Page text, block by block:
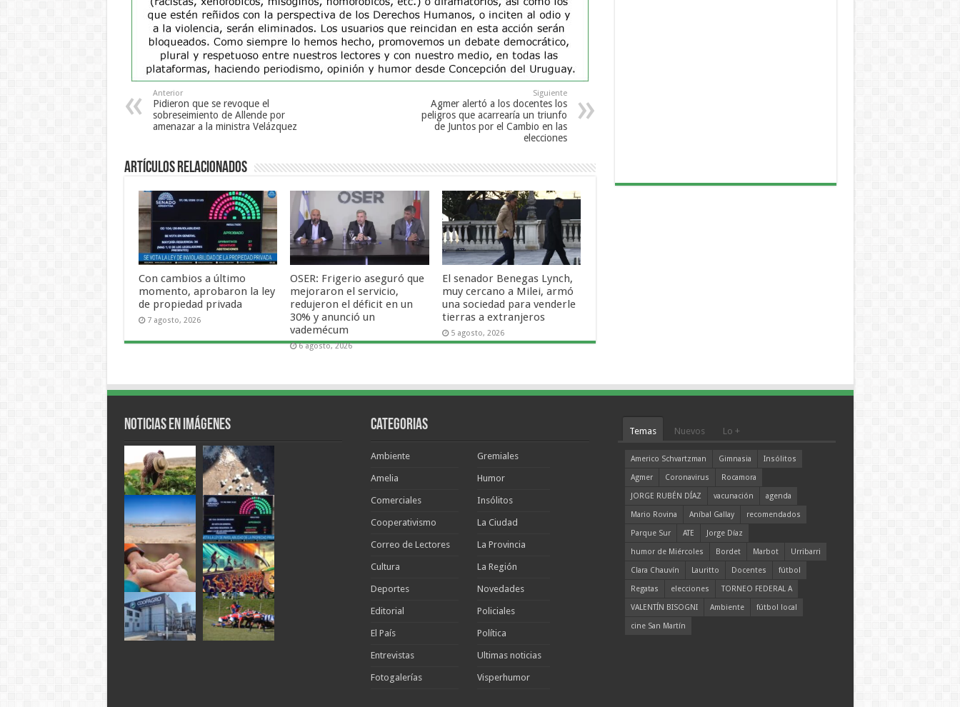
Anterior
Pidieron que se revoque el
sobreseimiento de Allende por
amenazar a la ministra Velázquez
Siguiente
Agmer alertó a los docentes los
peligros que acarrearía un triunfo
de Juntos por el Cambio en las
elecciones
Artículos Relacionados
Con cambios a último
momento, aprobaron la ley
de propiedad privada
7 agosto, 2026
OSER: Frigerio aseguró que
mejoraron el servicio,
redujeron el déficit en un
30% y anunció un
vademécum
6 agosto, 2026
El senador Benegas Lynch,
muy cercano a Milei, armó
una sociedad para venderle
tierras a extranjeros
5 agosto, 2026
Noticias en Imágenes Categorias
Ambiente
Amelia
Comerciales
Cooperativismo
Correo de Lectores
Cultura
Deportes
Editorial
El País
Entrevistas
Fotogalerías
Gremiales
Humor
Insólitos
La Ciudad
La Provincia
La Región
Novedades
Policiales
Política
Ultimas noticias
Visperhumor
Temas Nuevos Lo +
Americo Schvartzman Gimnasia
Insólitos
Agmer
Coronavirus
Rocamora
JORGE RUBÉN DÍAZ
vacunación
agenda
Mario Rovina
Aníbal Gallay
recomendados
Parque Sur
ATE
Jorge Díaz
humor de Miércoles
Bordet Marbot
Urribarri
Clara Chauvín
Lauritto Docentes
fútbol
Regatas
elecciones
TORNEO FEDERAL A
VALENTÍN BISOGNI
Ambiente
fútbol local
cine San Martín